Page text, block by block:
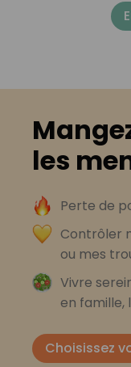
les
Perte de
Contrôler
ou mes
Vivre
en famille,
Choisissez